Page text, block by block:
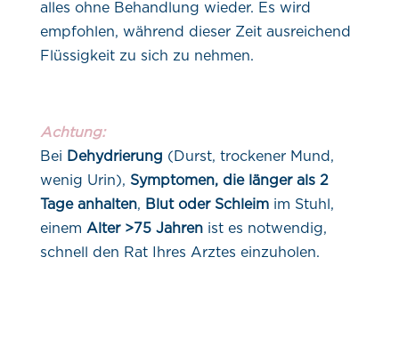
alles ohne Behandlung wieder. Es wird
empfohlen, während dieser Zeit ausreichend
Flüssigkeit zu sich zu nehmen.
Achtung:
Bei Dehydrierung (Durst, trockener Mund,
wenig Urin), Symptomen, die länger als 2
Tage anhalten, Blut oder Schleim im Stuhl,
einem Alter >75 Jahrenist es notwendig,
schnell den Rat Ihres Arztes einzuholen.